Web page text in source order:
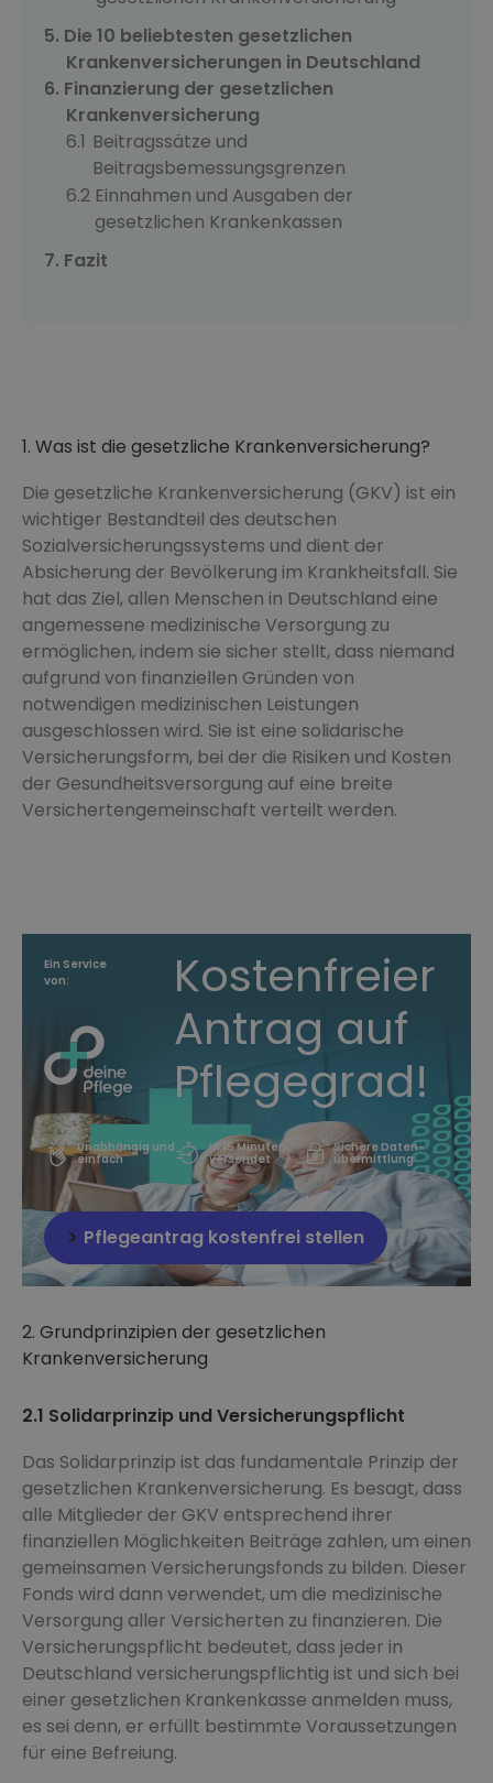
Die 10 beliebtesten gesetzlichen
Krankenversicherungen in Deutschland
Finanzierung der gesetzlichen
Krankenversicherung
Beitragssätze und
Beitragsbemessungsgrenzen
Einnahmen und Ausgaben der
gesetzlichen Krankenkassen
Fazit
1. Was ist die gesetzliche Krankenversicherung?
Die gesetzliche Krankenversicherung (GKV) ist ein
wichtiger Bestandteil des deutschen
Sozialversicherungssystems und dient der
Absicherung der Bevölkerung im Krankheitsfall. Sie
hat das Ziel, allen Menschen in Deutschland eine
angemessene medizinische Versorgung zu
ermöglichen, indem sie sicher stellt, dass niemand
aufgrund von finanziellen Gründen von
notwendigen medizinischen Leistungen
ausgeschlossen wird. Sie ist eine solidarische
Versicherungsform, bei der die Risiken und Kosten
der Gesundheitsversorgung auf eine breite
Versichertengemeinschaft verteilt werden.
Kostenfreier
Antrag auf
Pflegegrad!
Unabhängig und
einfach
In 15 Minuten
versendet
Sichere Daten-
übermittlung
Pflegeantrag kostenfrei stellen
Ein Service
von:
2. Grundprinzipien der gesetzlichen
Krankenversicherung
2.1 Solidarprinzip und Versicherungspflicht
Das Solidarprinzip ist das fundamentale Prinzip der
gesetzlichen Krankenversicherung. Es besagt, dass
alle Mitglieder der GKV entsprechend ihrer
finanziellen Möglichkeiten Beiträge zahlen, um einen
gemeinsamen Versicherungsfonds zu bilden. Dieser
Fonds wird dann verwendet, um die medizinische
Versorgung aller Versicherten zu finanzieren. Die
Versicherungspflicht bedeutet, dass jeder in
Deutschland versicherungspflichtig ist und sich bei
einer gesetzlichen Krankenkasse anmelden muss,
es sei denn, er erfüllt bestimmte Voraussetzungen
für eine Befreiung.